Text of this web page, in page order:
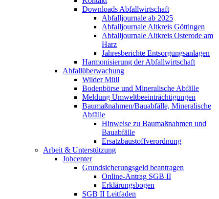
Downloads Abfallwirtschaft
Abfalljournale ab 2025
Abfalljournale Altkreis Göttingen
Abfalljournale Altkreis Osterode am
Harz
Jahresberichte Entsorgungsanlagen
Harmonisierung der Abfallwirtschaft
Abfallüberwachung
Wilder Müll
Bodenbörse und Mineralische Abfälle
Meldung Umweltbeeinträchtigungen
Baumaßnahmen/Bauabfälle, Mineralische
Abfälle
Hinweise zu Baumaßnahmen und
Bauabfälle
Ersatzbaustoffverordnung
Arbeit & Unterstützung
Jobcenter
Grundsicherungsgeld beantragen
Online-Antrag SGB II
Erklärungsbogen
SGB II Leitfaden